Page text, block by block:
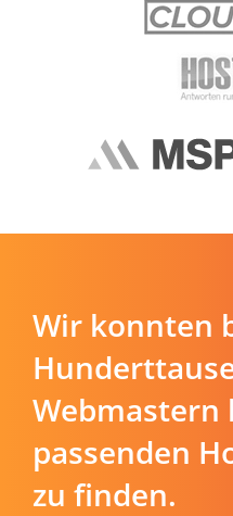
Wir konnten
Webmastern
passenden
zu finden.